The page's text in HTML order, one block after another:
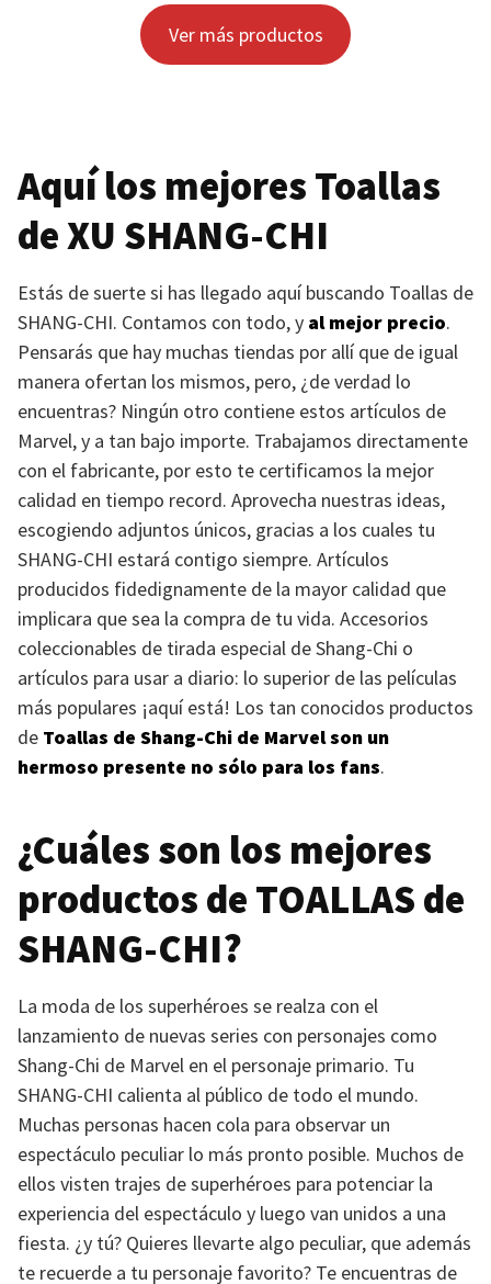
Ver más productos
Aquí los mejores Toallas
deXU SHANG-CHI
Estás de suerte si has llegado aquí buscando Toallas de
SHANG-CHI. Contamos con todo, y al mejor precio.
Pensarás que hay muchas tiendas por allí que de igual
manera ofertan los mismos, pero, ¿de verdad lo
encuentras? Ningún otro contiene estos artículos de
Marvel, y a tan bajo importe. Trabajamos directamente
con el fabricante, por esto te certificamos la mejor
calidad en tiempo record. Aprovecha nuestras ideas,
escogiendo adjuntos únicos, gracias a los cuales tu
SHANG-CHI estará contigo siempre. Artículos
producidos fidedignamente de la mayor calidad que
implicara que sea la compra de tu vida. Accesorios
coleccionables de tirada especial de Shang-Chi o
artículos para usar a diario: lo superior de las películas
más populares ¡aquí está! Los tan conocidos productos
de Toallas de Shang-Chi de Marvel son un
hermoso presente no sólo para los fans.
¿Cuáles son los mejores
productos de TOALLAS de
SHANG-CHI?
La moda de los superhéroes se realza con el
lanzamiento de nuevas series con personajes como
Shang-Chi de Marvel en el personaje primario. Tu
SHANG-CHI calienta al público de todo el mundo.
Muchas personas hacen cola para observar un
espectáculo peculiar lo más pronto posible. Muchos de
ellos visten trajes de superhéroes para potenciar la
experiencia del espectáculo y luego van unidos a una
fiesta. ¿y tú? Quieres llevarte algo peculiar, que además
te recuerde a tu personaje favorito? Te encuentras de